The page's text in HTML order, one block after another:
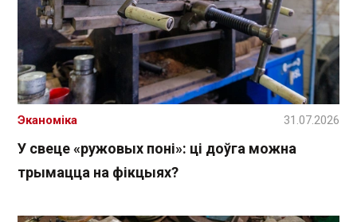
У свеце «ружовых поні»: ці доўга можна
трымацца на фікцыях?
Эканоміка 31.07.2026